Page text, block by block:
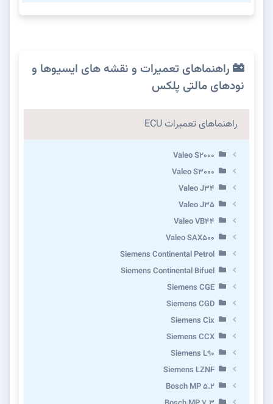
راهنماهای تعمیرات و نقشه های ایسیوها و
نودهای مالتی پلکس
راهنماهای تعمیرات ECU
Valeo S2000
Valeo S3000
Valeo J34
Valeo J35
Valeo VB44
Valeo SAX500
Siemens Continental Petrol
Siemens Continental Bifuel
Siemens CGE
Siemens CGD
Siemens Cix
Siemens CCX
Siemens L90
Siemens LZNF
Bosch MP 5.2